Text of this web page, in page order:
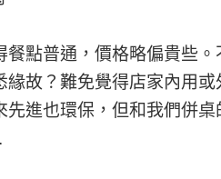
餐點普通，價格略偏貴些
緣故？難免覺得店家內用
先進也環保，但和我們併